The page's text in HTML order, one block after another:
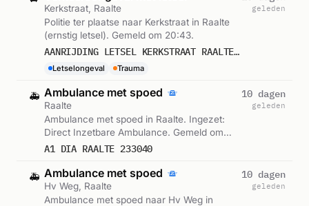
Kerkstraat, Raalte
Politie ter plaatse naar Kerkstraat in Raalte
(ernstig letsel). Gemeld om 20:43.
AANRIJDING LETSEL KERKSTRAAT RAALTE 571665
Letselongeval Trauma
geleden
🚑 Ambulance met spoed
Raalte
Ambulance met spoed in Raalte. Ingezet:
Direct Inzetbare Ambulance. Gemeld om
20:43.
A1 DIA RAALTE 233040
10 dagen
geleden
🚑 Ambulance met spoed
Hv Weg, Raalte
Ambulance met spoed naar Hv Weg in
10 dagen
geleden